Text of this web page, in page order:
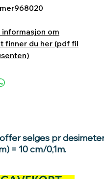
968020
om
finner du her (pdf fil
selges pr desimeter
= 10 cm/0,1m.